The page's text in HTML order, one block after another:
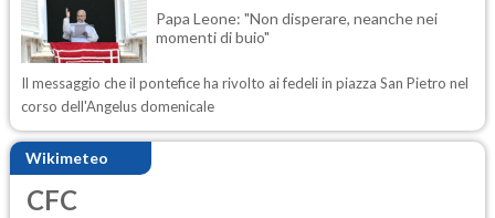
Papa Leone: "Non disperare, neanche nei
momenti di buio"
Il messaggio che il pontefice ha rivolto ai fedeli in piazza San Pietro nel
corso dell'Angelus domenicale
Wikimeteo
CFC